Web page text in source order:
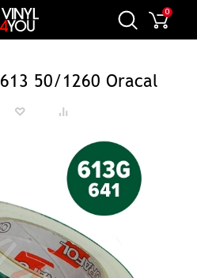
0
50/1260 Oracal